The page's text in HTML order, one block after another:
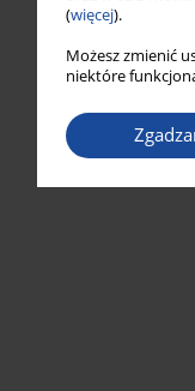
(więcej).
Możesz zmienić
niektóre